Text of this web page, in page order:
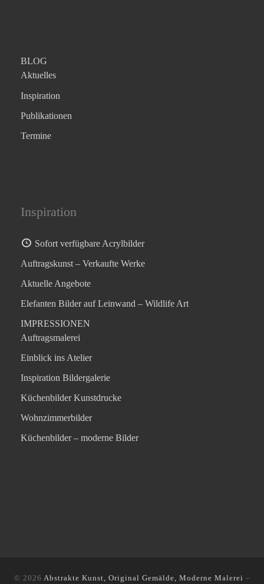
BLOG
Aktuelles
Inspiration
Publikationen
Termine
Inspiration
Sofort verfügbare Acrylbilder
Auftragskunst – Verkaufte Werke
Aktuelle Angebote
Elefanten Bilder auf Leinwand – Wildlife Art
IMPRESSIONEN
Auftragsmalerei
Einblick ins Atelier
Inspiration Bildergalerie
Küchenbilder Kunstdrucke
Wohnzimmerbilder
Küchenbilder – moderne Bilder
© 2026 Abstrakte Kunst, Original Gemälde, Moderne Malerei –